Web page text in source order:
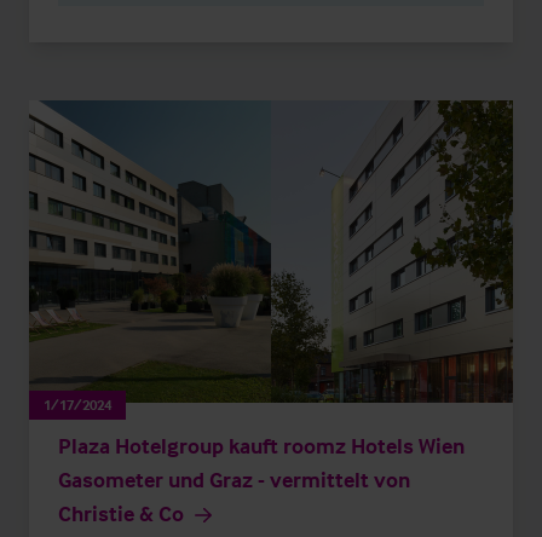
1/17/2024
Plaza Hotelgroup kauft roomz Hotels Wien
Gasometer und Graz - vermittelt von
Christie & Co